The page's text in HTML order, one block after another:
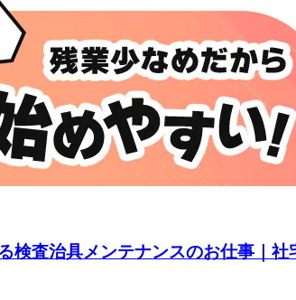
検査治具メンテナンスのお仕事｜